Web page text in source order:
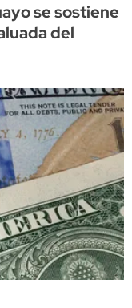
se sostiene
del